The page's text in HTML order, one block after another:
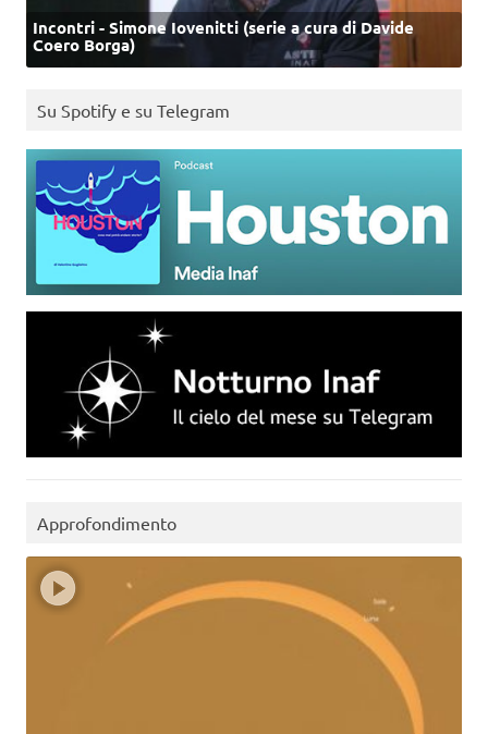
Incontri - Simone Iovenitti (serie a cura di Davide
Coero Borga)
Su Spotify e su Telegram
Approfondimento